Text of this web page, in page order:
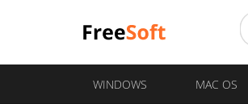
WINDOWS MAC OS